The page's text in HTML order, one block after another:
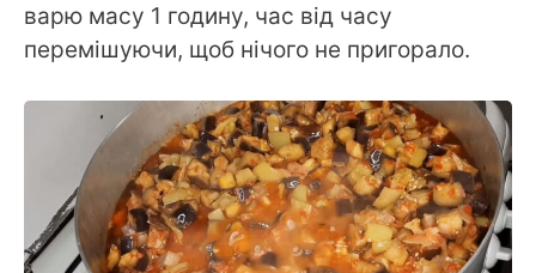
варю масу 1 годину, час від часу
перемішуючи, щоб нічого не пригорало.